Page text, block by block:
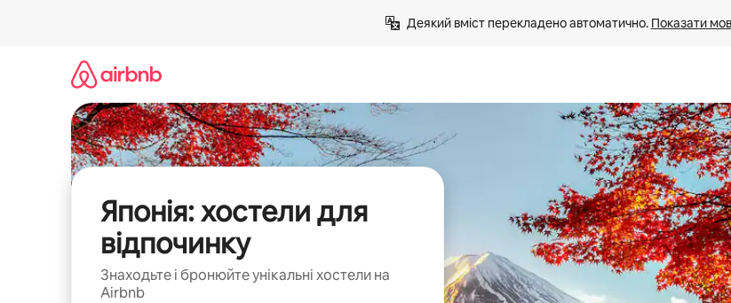
Деякий вміст перекладено автоматично. Показати
Японія: хостели для
відпочинку
Знаходьте і бронюйте унікальні хостели на
Airbnb